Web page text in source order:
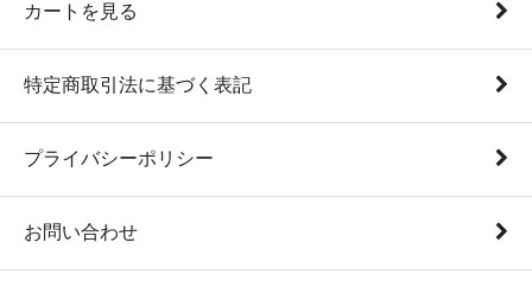
カートを見る
特定商取引法に基づく表記
プライバシーポリシー
お問い合わせ